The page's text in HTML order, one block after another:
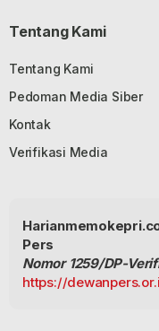
Tentang Kami
Tentang Kami
Pedoman Media Siber
Kontak
Verifikasi Media
Pers
Nomor 1259/DP-
https://